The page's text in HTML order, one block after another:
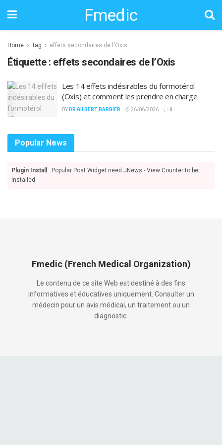
Fmedic
Home Tag effets secondaires de l'Oxis
Étiquette : effets secondaires de l’Oxis
Les 14 effets indésirables du formotérol
(Oxis) et comment les prendre en charge
BY DR GILBERT BARBIER 26/06/2026 0
Popular News
Plugin Install
: Popular Post Widget need JNews - View Counter to be
installed
Fmedic (French Medical Organization)
Le contenu de ce site Web est destiné à des fins
informatives et éducatives uniquement. Consulter un
médecin pour un avis médical, un traitement ou un
diagnostic.